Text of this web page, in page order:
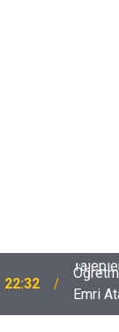
22:32
Emri